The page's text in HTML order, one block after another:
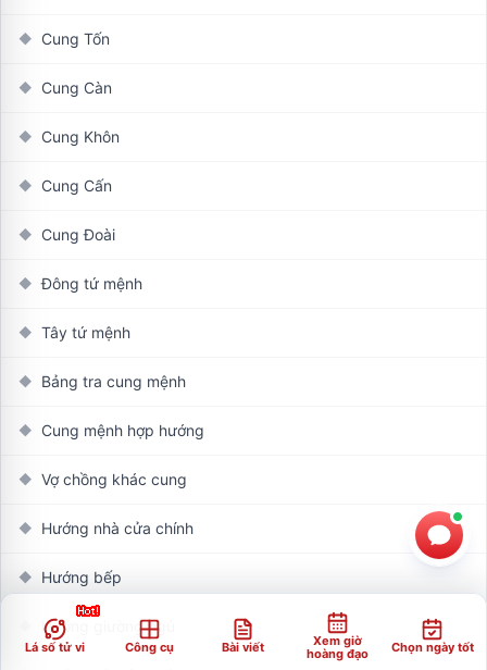
◆ Cung Tốn
◆ Cung Càn
◆ Cung Khôn
◆ Cung Cấn
◆ Cung Đoài
◆ Đông tứ mệnh
◆ Tây tứ mệnh
◆ Bảng tra cung mệnh
◆ Cung mệnh hợp hướng
◆ Vợ chồng khác cung
◆ Hướng nhà cửa chính
◆ Hướng bếp
Hướng giường ngủ
Lá số tử vi Công cụ Bài viết
Xem giờ
hoàng đạo
Chọn ngày tốt